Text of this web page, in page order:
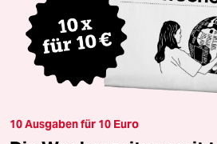
10 Ausgaben für 10 Euro